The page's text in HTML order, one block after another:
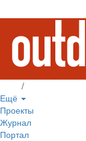
/
Ещё
Проекты
Журнал
Портал